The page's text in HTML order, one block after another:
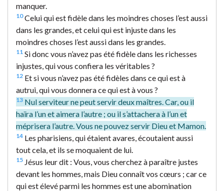
manquer.
10Celui qui est fidèle dans les moindres choses l’est aussi
dans les grandes, et celui qui est injuste dans les
moindres choses l’est aussi dans les grandes.
11 Si donc vous n’avez pas été fidèle dans les richesses
injustes, qui vous confiera les véritables ?
12 Et si vous n’avez pas été fidèles dans ce qui est à
autrui, qui vous donnera ce qui est à vous ?
13 Nul serviteur ne peut servir deux maîtres. Car, ou il
haïra l’un et aimera l’autre ; ou il s’attachera à l’un et
méprisera l’autre. Vous ne pouvez servir Dieu et Mamon.
14 Les pharisiens, qui étaient avares, écoutaient aussi
tout cela, et ils se moquaient de lui.
15 Jésus leur dit : Vous, vous cherchez à paraître justes
devant les hommes, mais Dieu connaît vos cœurs ; car ce
qui est élevé parmi les hommes est une abomination